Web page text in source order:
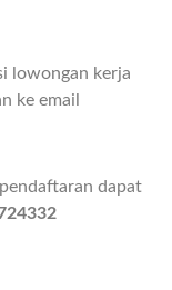
lowongan kerja
ke email
dapat